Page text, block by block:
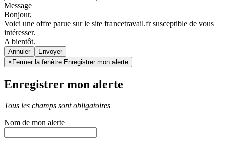
Message
Bonjour,
Voici une offre parue sur le site francetravail.fr susceptible de vous
intéresser.
A bientôt.
Annuler
× Fermer la fenêtre Enregistrer mon alerte
Enregistrer mon alerte
Tous les champs sont obligatoires
Nom de mon alerte